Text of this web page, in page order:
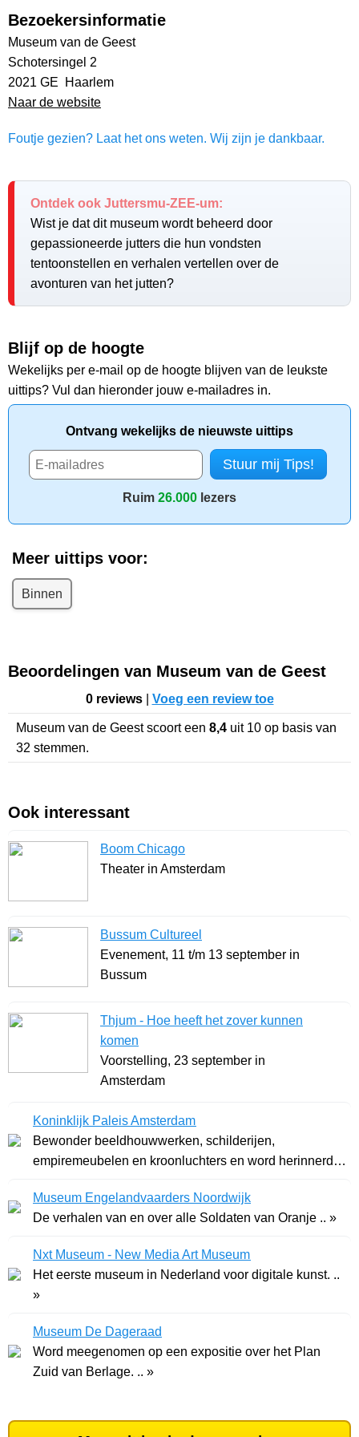
Bezoekersinformatie
Museum van de Geest
Schotersingel 2
2021 GE Haarlem
Naar de website
Foutje gezien? Laat het ons weten. Wij zijn je dankbaar.
Ontdek ook Juttersmu-ZEE-um:
Wist je dat dit museum wordt beheerd door
gepassioneerde jutters die hun vondsten
tentoonstellen en verhalen vertellen over de
avonturen van het jutten?
Blijf op de hoogte
Wekelijks per e-mail op de hoogte blijven van de leukste
uittips? Vul dan hieronder jouw e-mailadres in.
Ontvang wekelijks de nieuwste uittips
Ruim 26.000 lezers
Meer uittips voor:
Binnen
Beoordelingen van Museum van de Geest
0 reviews| Voeg een review toe
Museum van de Geestscoort een 8,4 uit 10 op basis van
32 stemmen.
Ook interessant
Boom Chicago
Theater in Amsterdam
Bussum Cultureel
Evenement, 11 t/m 13 september in
Bussum
Thjum - Hoe heeft het zover kunnen
komen
Voorstelling, 23 september in
Amsterdam
Koninklijk Paleis Amsterdam
Bewonder beeldhouwwerken, schilderijen,
empiremeubelen en kroonluchters en word herinnerd
Museum Engelandvaarders Noordwijk
De verhalen van en over alle Soldaten van Oranje .. »
Nxt Museum - New Media Art Museum
Het eerste museum in Nederland voor digitale kunst. ..
»
Museum De Dageraad
Word meegenomen op een expositie over het Plan
Zuid van Berlage. .. »